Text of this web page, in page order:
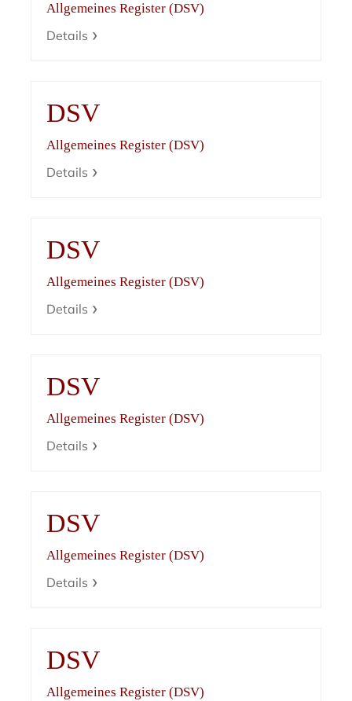
Allgemeines Register (DSV)
Details
DSV
Allgemeines Register (DSV)
Details
DSV
Allgemeines Register (DSV)
Details
DSV
Allgemeines Register (DSV)
Details
DSV
Allgemeines Register (DSV)
Details
DSV
Allgemeines Register (DSV)